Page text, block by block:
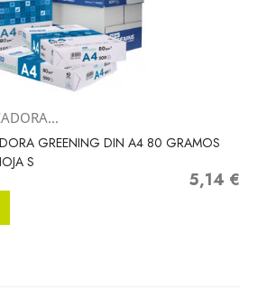
GREENING DIN A4 80 GRAMOS
S
Precio
5,14 €